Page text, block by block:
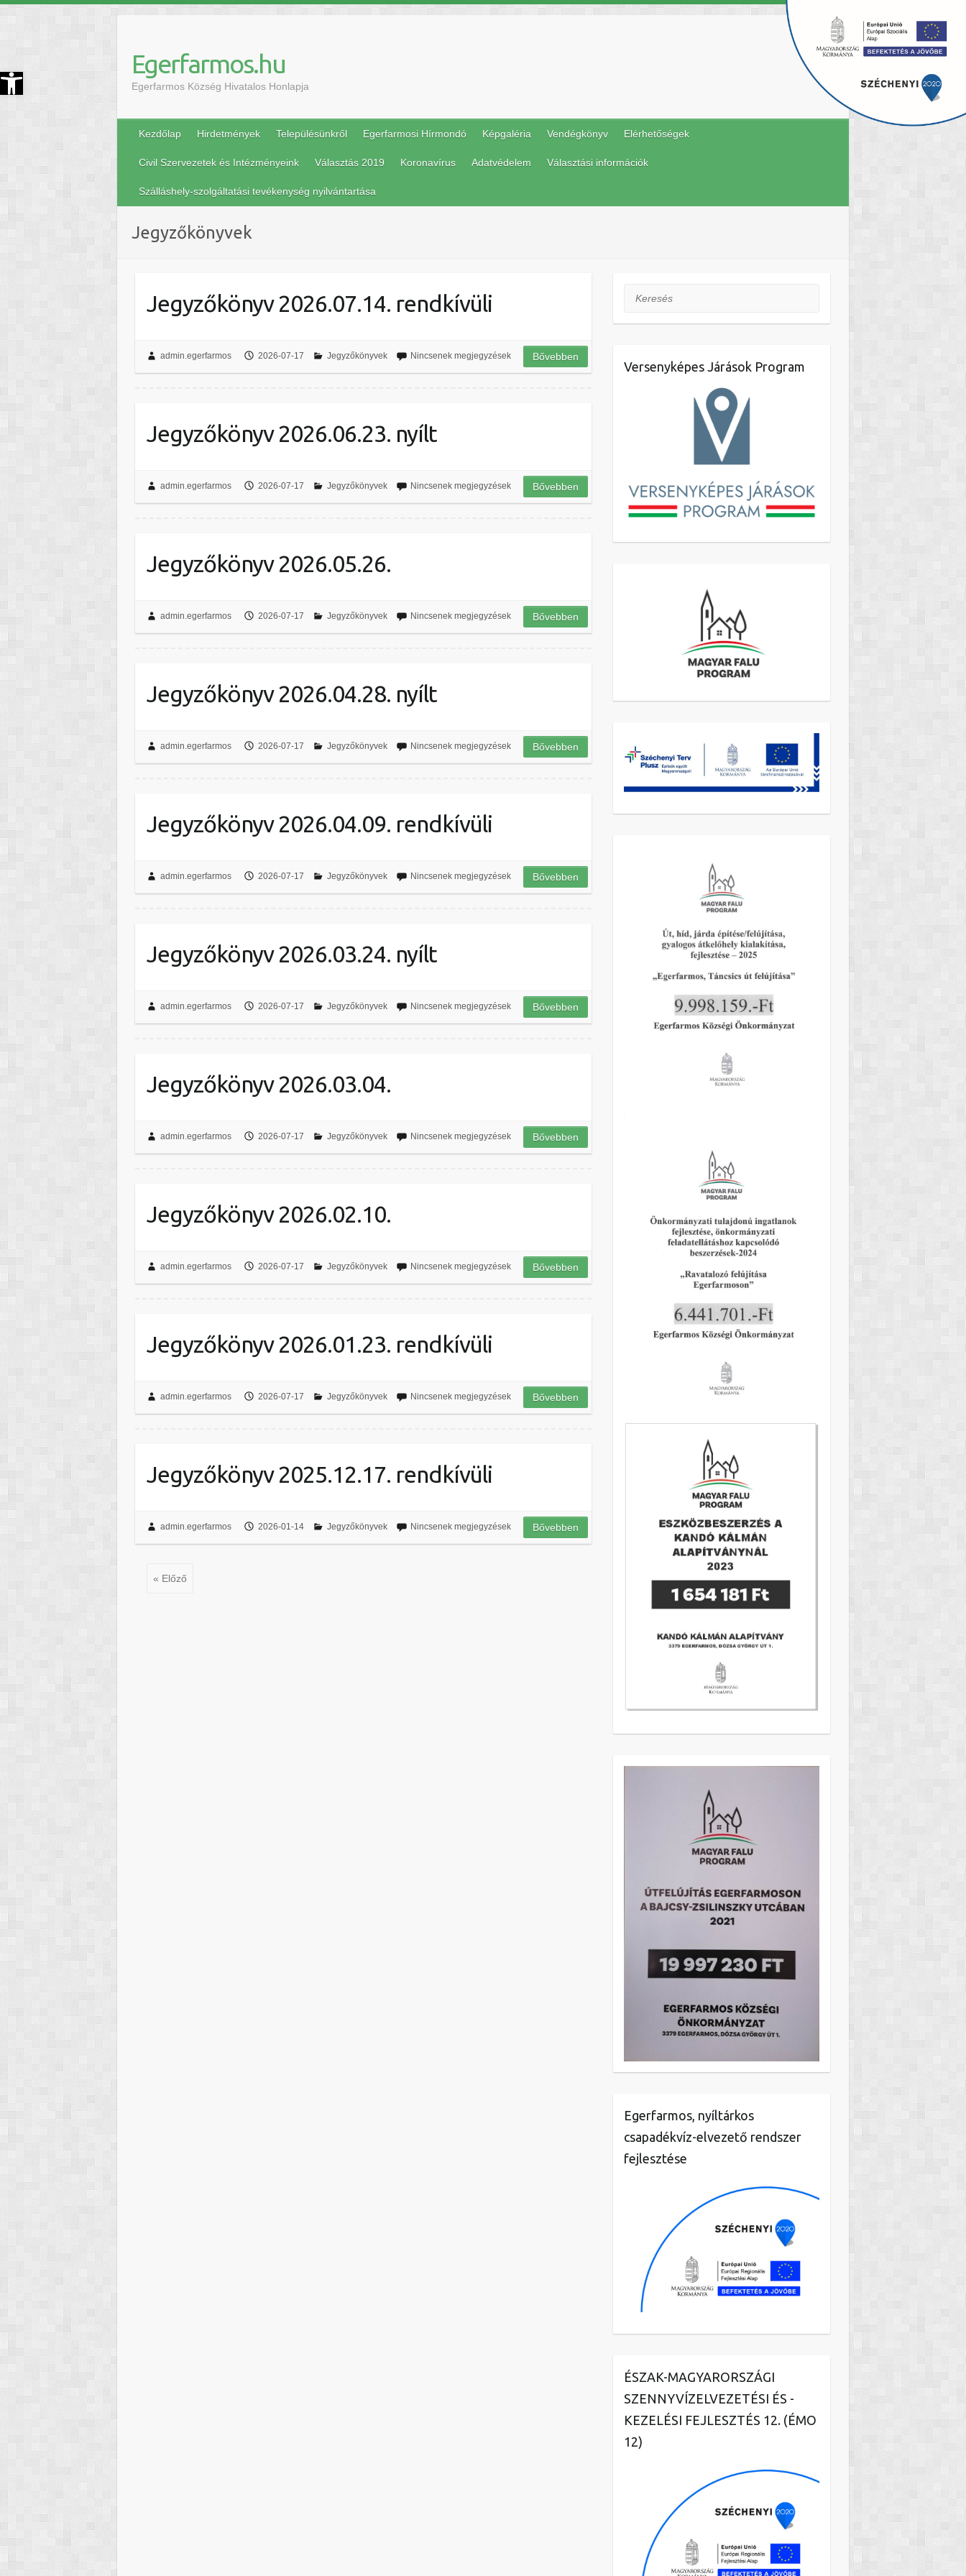
Eszköztár megnyitása Egerfarmos.hu
Egerfarmos Község Hivatalos Honlapja
Kezdőlap Hirdetmények Településünkről Egerfarmosi Hírmondó Képgaléria Vendégkönyv Elérhetőségek
Civil Szervezetek és Intézményeink Választás 2019 Koronavírus Adatvédelem Választási információk
Szálláshely-szolgáltatási tevékenység nyilvántartása
Jegyzőkönyvek
Jegyzőkönyv 2026.07.14. rendkívüli
admin.egerfarmos 2026-07-17 Jegyzőkönyvek Nincsenek megjegyzések Bővebben
Jegyzőkönyv 2026.06.23. nyílt
admin.egerfarmos 2026-07-17 Jegyzőkönyvek Nincsenek megjegyzések Bővebben
Jegyzőkönyv 2026.05.26.
admin.egerfarmos 2026-07-17 Jegyzőkönyvek Nincsenek megjegyzések Bővebben
Jegyzőkönyv 2026.04.28. nyílt
admin.egerfarmos 2026-07-17 Jegyzőkönyvek Nincsenek megjegyzések Bővebben
Jegyzőkönyv 2026.04.09. rendkívüli
admin.egerfarmos 2026-07-17 Jegyzőkönyvek Nincsenek megjegyzések Bővebben
Jegyzőkönyv 2026.03.24. nyílt
admin.egerfarmos 2026-07-17 Jegyzőkönyvek Nincsenek megjegyzések Bővebben
Jegyzőkönyv 2026.03.04.
admin.egerfarmos 2026-07-17 Jegyzőkönyvek Nincsenek megjegyzések Bővebben
Jegyzőkönyv 2026.02.10.
admin.egerfarmos 2026-07-17 Jegyzőkönyvek Nincsenek megjegyzések Bővebben
Jegyzőkönyv 2026.01.23. rendkívüli
admin.egerfarmos 2026-07-17 Jegyzőkönyvek Nincsenek megjegyzések Bővebben
Jegyzőkönyv 2025.12.17. rendkívüli
admin.egerfarmos 2026-01-14 Jegyzőkönyvek Nincsenek megjegyzések Bővebben
« Előző
Keresés
Versenyképes Járások Program
Egerfarmos, nyíltárkos
csapadékvíz-elvezető rendszer
fejlesztése
ÉSZAK-MAGYARORSZÁGI
SZENNYVÍZELVEZETÉSI ÉS -
KEZELÉSI FEJLESZTÉS 12. (ÉMO
12)